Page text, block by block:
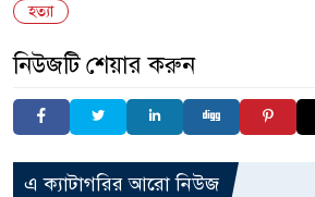
হত্যা
নিউজটি শেয়ার করুন
এ ক্যাটাগরির আরো নিউজ